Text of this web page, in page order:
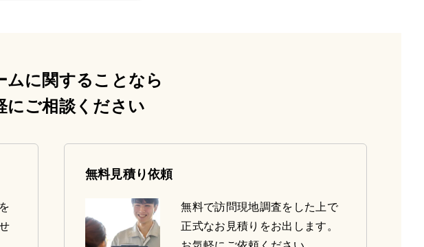
ムに関することなら
にご相談ください
無料見積り依頼
無料で訪問現地調査をした上で
正式なお見積りをお出します。